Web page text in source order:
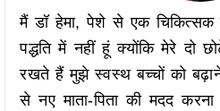
मैं डॉ हेमा, पेशे से एक चिकित्सक
पद्धति में नहीं हूं क्योंकि मेरे दो
रखते हैं मुझे स्वस्थ बच्चों को
से नए माता-पिता की मदद